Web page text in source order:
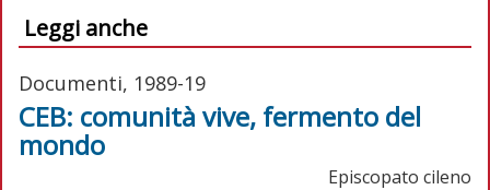
Leggi anche
Documenti, 1989-19
CEB: comunità vive, fermento del
mondo
Episcopato cileno